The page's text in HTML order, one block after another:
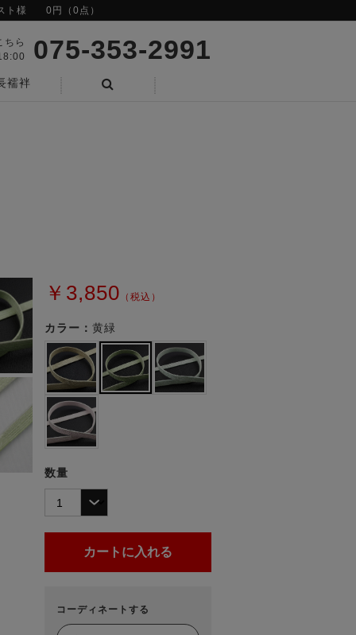
ト様 0円（0点）
ちら
075-353-2991
襦袢
￥3,850 （税込）
カラー： 黄緑
数量
コーディネートする